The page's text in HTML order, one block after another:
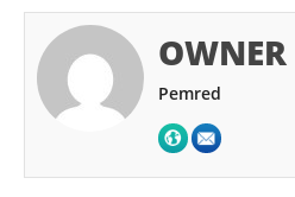
OWNER
Pemred